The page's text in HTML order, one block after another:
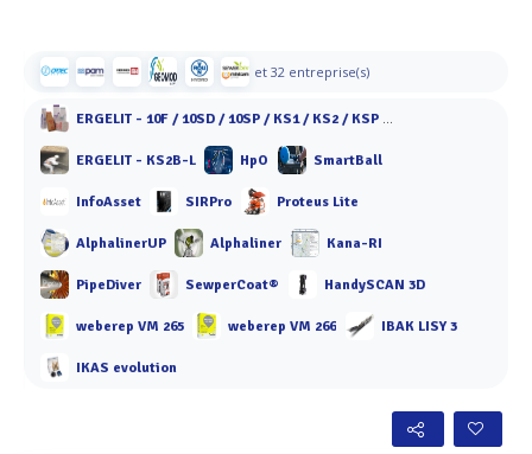
et 32 entreprise(s)
ERGELIT - 10F / 10SD / 10SP / KS1 / KS2 / KSP / KT 10 / KT 40 / KBF 40
ERGELIT - KS2B-L HpO SmartBall
InfoAsset SIRPro Proteus Lite
AlphalinerUP Alphaliner Kana-RI
PipeDiver SewperCoat® HandySCAN 3D
weberep VM 265 weberep VM 266 IBAK LISY 3
IKAS evolution